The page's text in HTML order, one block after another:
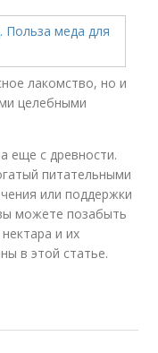
лакомство, но и
целебными
еще с древности.
питательными
или поддержки
можете позабыть
и их
в этой статье.